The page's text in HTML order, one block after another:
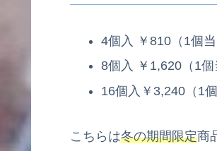
4個入 ￥810（1個当
8個入 ￥1,620（1個
16個入￥3,240（1
こちらは冬の期間限定商